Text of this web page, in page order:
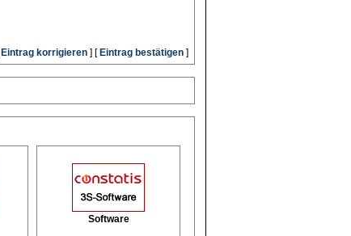
Eintrag korrigieren ] [Eintrag bestätigen ]
Software